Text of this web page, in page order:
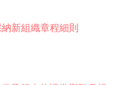
新組織章程細則